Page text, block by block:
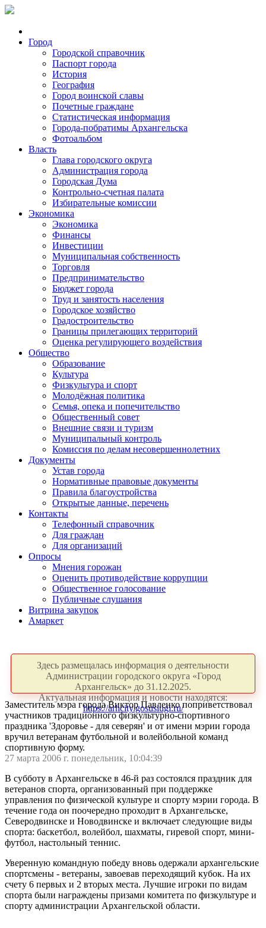
Город
Городской справочник
Паспорт города
История
География
Город воинской славы
Почетные граждане
Статистическая информация
Города-побратимы Архангельска
Фотоальбом
Власть
Глава городского округа
Администрация города
Городская Дума
Контрольно-счетная палата
Избирательные комиссии
Экономика
Экономика
Финансы
Инвестиции
Муниципальная собственность
Торговля
Предпринимательство
Бюджет города
Труд и занятость населения
Городское хозяйство
Градостроительство
Границы прилегающих территорий
Оценка регулирующего воздействия
Общество
Образование
Культура
Физкультура и спорт
Молодёжная политика
Семья, опека и попечительство
Общественный совет
Внешние связи и туризм
Муниципальный контроль
Комиссия по делам несовершеннолетних
Документы
Устав города
Нормативные правовые документы
Правила благоустройства
Открытые данные, перечень
Контакты
Телефонный справочник
Для граждан
Для организаций
Опросы
Мнения горожан
Оценить противодействие коррупции
Общественное голосование
Публичные слушания
Витрина закупок
Амаркет
Здесь размещалась информация о деятельности
Администрации городского округа «Город
Архангельск» до 31.12.2025.
Актуальная информация и новости находятся:
https://arhcity.gosuslugi.ru/
Заместитель мэра города Виктор Павленко поприветствовал
участников традиционного физкультурно-спортивного
праздника 'Здоровье - для северян' и от имени мэрии города
вручил ветеранам футбольной и волейбольной команд
спортивную форму.
27 марта 2006 г. понедельник, 10:04:39
В субботу в Архангельске в 46-й раз состоялся праздник для
ветеранов спорта, организованный при поддержке
управления по физической культуре и спорту мэрии города. В
течение года он поочередно проходит в Архангельске,
Северодвинске и Новодвинске и включает следующие виды
спорта: баскетбол, волейбол, шахматы, гиревой спорт, мини-
футбол, настольный теннис.
Уверенную командную победу вновь одержали архангельские
спортсмены - ветераны, завоевав переходящий кубок. На их
счету 6 первых и 2 вторых места. Лучшие игроки по видам
спорта были награждены призами комитета по физкультуре и
спорту администрации Архангельской области.